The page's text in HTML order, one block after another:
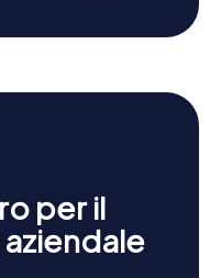
non dovreste
la vostra giornata
al ristorante,
per tutti i gusti.
per il